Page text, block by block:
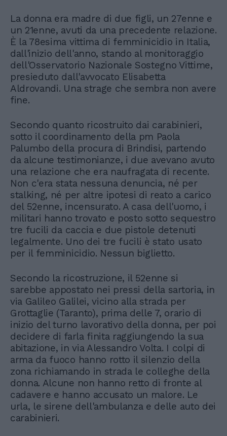
La donna era madre di due figli, un 27enne e
un 21enne, avuti da una precedente relazione.
È la 78esima vittima di femminicidio in Italia,
dall'inizio dell'anno, stando al monitoraggio
dell'Osservatorio Nazionale Sostegno Vittime,
presieduto dall'avvocato Elisabetta
Aldrovandi. Una strage che sembra non avere
fine.
Secondo quanto ricostruito dai carabinieri,
sotto il coordinamento della pm Paola
Palumbo della procura di Brindisi, partendo
da alcune testimonianze, i due avevano avuto
una relazione che era naufragata di recente.
Non c'era stata nessuna denuncia, né per
stalking, né per altre ipotesi di reato a carico
del 52enne, incensurato. A casa dell'uomo, i
militari hanno trovato e posto sotto sequestro
tre fucili da caccia e due pistole detenuti
legalmente. Uno dei tre fucili è stato usato
per il femminicidio. Nessun biglietto.
Secondo la ricostruzione, il 52enne si
sarebbe appostato nei pressi della sartoria, in
via Galileo Galilei, vicino alla strada per
Grottaglie (Taranto), prima delle 7, orario di
inizio del turno lavorativo della donna, per poi
decidere di farla finita raggiungendo la sua
abitazione, in via Alessandro Volta. I colpi di
arma da fuoco hanno rotto il silenzio della
zona richiamando in strada le colleghe della
donna. Alcune non hanno retto di fronte al
cadavere e hanno accusato un malore. Le
urla, le sirene dell'ambulanza e delle auto dei
carabinieri.